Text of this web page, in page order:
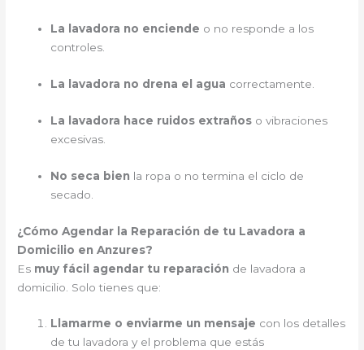
La lavadora no enciende o no responde a los
controles.
La lavadora no drena el agua correctamente.
La lavadora hace ruidos extraños o vibraciones
excesivas.
No seca bien la ropa o no termina el ciclo de
secado.
¿Cómo Agendar la Reparación de tu Lavadora a
Domicilio en Anzures?
Es muy fácil agendar tu reparación de lavadora a
domicilio. Solo tienes que:
Llamarme o enviarme un mensaje con los detalles
de tu lavadora y el problema que estás